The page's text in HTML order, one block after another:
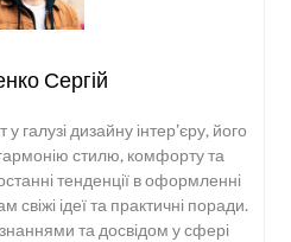
Сергій
галузі дизайну інтер’єру, його
стилю, комфорту та
тенденції в оформленні
ідеї та практичні поради.
та досвідом у сфері